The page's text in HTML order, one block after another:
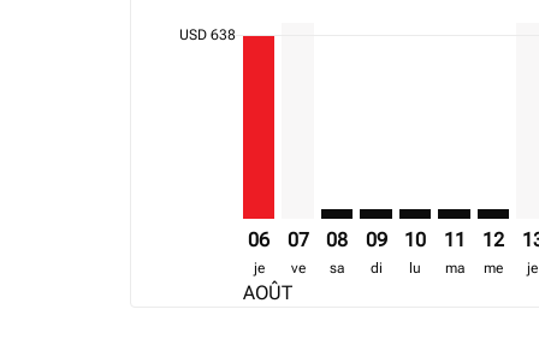
USD 638Displaying fares for août-2026
DAR–MBA, 06/08/2026 – 19/08/
06
je
AOÛT
07
ve
08
sa
09
di
10
lu
11
ma
12
me je